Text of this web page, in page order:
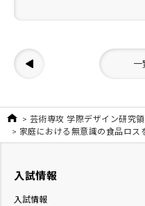
一
芸術専攻 学際デザイン研究
家庭における無意識の食品ロ
入試情報
入試情報